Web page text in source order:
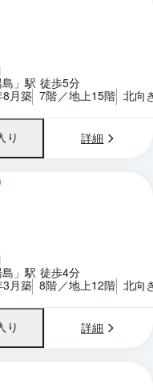
」駅 徒歩5分
月築 7階／地上15階 北向
り 詳細
間取り
」駅 徒歩4分
月築 8階／地上12階 北向
り 詳細
間取り